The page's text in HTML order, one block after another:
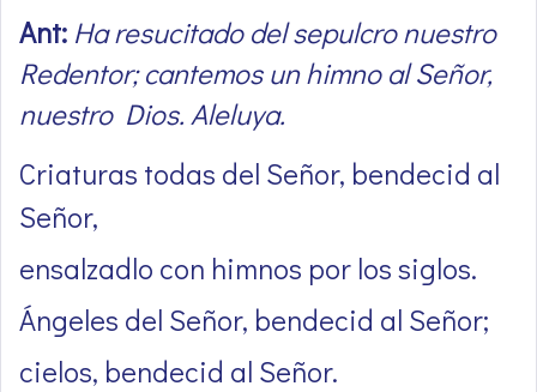
Ant: Ha resucitado del sepulcro nuestro
Redentor; cantemos un himno al Señor,
nuestro Dios. Aleluya.
Criaturas todas del Señor, bendecid al
Señor,
ensalzadlo con himnos por los siglos.
Ángeles del Señor, bendecid al Señor;
cielos, bendecid al Señor.